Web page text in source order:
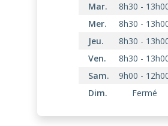
Mar.
8h30 -
Mer.
8h30 -
Jeu.
8h30 -
Ven.
8h30 -
Sam.
9h00 -
Dim.
Fermé